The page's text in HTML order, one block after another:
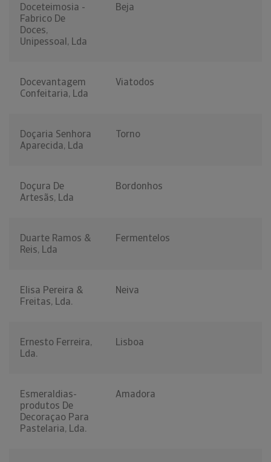
Doceteimosia -
Fabrico De
Doces,
Unipessoal, Lda
Beja
Docevantagem
Confeitaria, Lda
Viatodos
Doçaria Senhora
Aparecida, Lda
Torno
Doçura De
Artesãs, Lda
Bordonhos
Duarte Ramos &
Reis, Lda
Fermentelos
Elisa Pereira &
Freitas, Lda.
Neiva
Ernesto Ferreira,
Lda.
Lisboa
Esmeraldias-
produtos De
Decoraçao Para
Pastelaria, Lda.
Amadora